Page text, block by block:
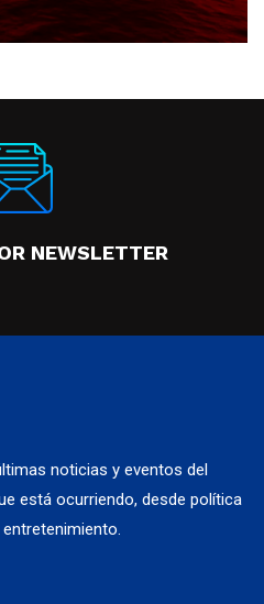
NEWSLETTER
noticias y eventos del
está ocurriendo, desde política